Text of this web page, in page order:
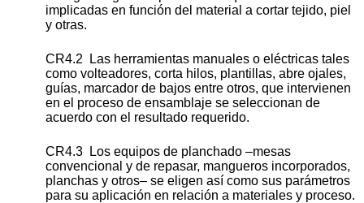
implicadas en función del material a cortar tejido, piel
y otras.
CR4.2 Las herramientas manuales o eléctricas tales
como volteadores, corta hilos, plantillas, abre ojales,
guías, marcador de bajos entre otros, que intervienen
en el proceso de ensamblaje se seleccionan de
acuerdo con el resultado requerido.
CR4.3 Los equipos de planchado –mesas
convencional y de repasar, mangueros incorporados,
planchas y otros– se eligen así como sus parámetros
para su aplicación en relación a materiales y proceso.